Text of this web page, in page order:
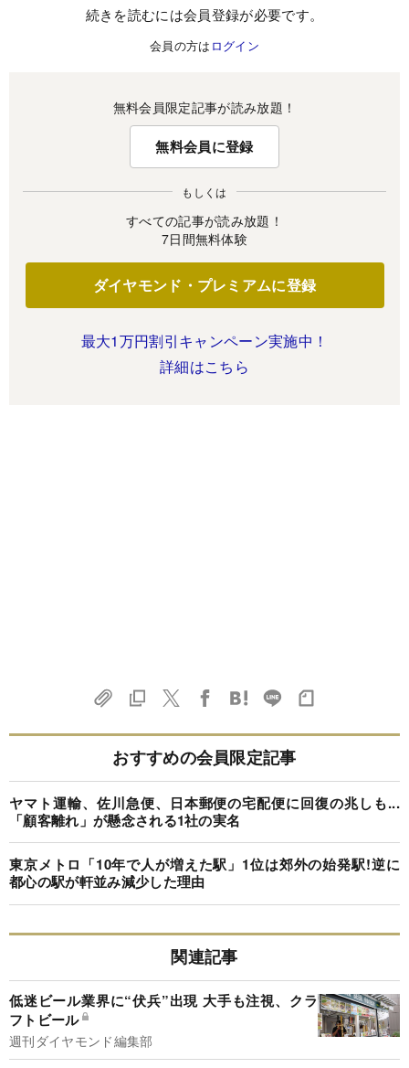
続きを読むには会員登録が必要です。
会員の方は ログイン
無料会員限定記事が読み放題！
無料会員に登録
もしくは
すべての記事が読み放題！
7日間無料体験
ダイヤモンド・プレミアムに登録
最大1万円割引キャンペーン実施中！
詳細はこちら
おすすめの会員限定記事
ヤマト運輸、佐川急便、日本郵便の宅配便に回復の兆しも...
「顧客離れ」が懸念される1社の実名
東京メトロ「10年で人が増えた駅」1位は郊外の始発駅!逆に
都心の駅が軒並み減少した理由
関連記事
低迷ビール業界に“伏兵”出現 大手も注視、クラ
フトビール
週刊ダイヤモンド編集部